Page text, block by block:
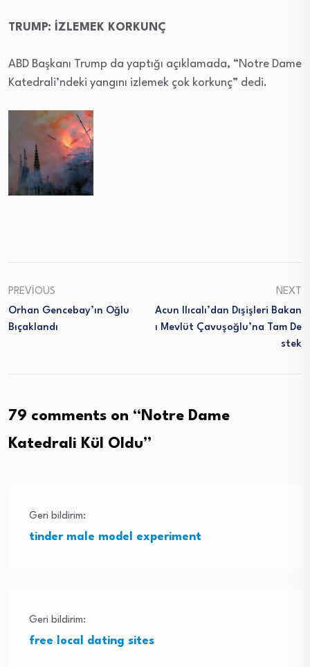
TRUMP: İZLEMEK KORKUNÇ
ABD Başkanı Trump da yaptığı açıklamada, “Notre Dame
Katedrali’ndeki yangını izlemek çok korkunç” dedi.
PREVIOUS
Orhan Gencebay’ın Oğlu
Bıçaklandı
NEXT
Acun Ilıcalı’dan Dışişleri Bakan
I Mevlüt Çavuşoğlu’na Tam De
Stek
79 comments on “ Notre Dame
Katedrali Kül Oldu”
Geri bildirim:
tinder male model experiment
Geri bildirim:
free local dating sites